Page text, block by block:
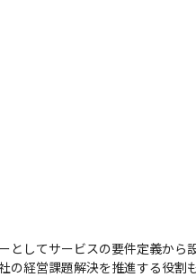
してサービスの要件定義か
の経営課題解決を推進する役割